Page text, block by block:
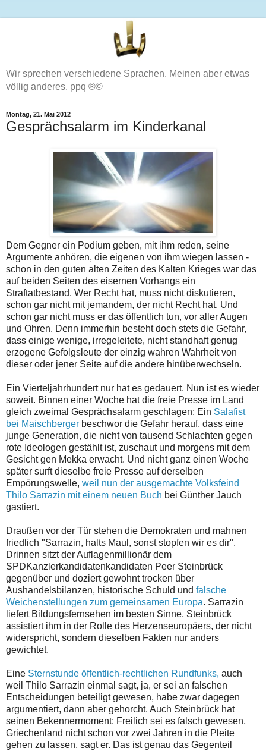
Wir sprechen verschiedene Sprachen. Meinen aber etwas
völlig anderes. ppq ®©
Montag, 21. Mai 2012
Gesprächsalarm im Kinderkanal
Dem Gegner ein Podium geben, mit ihm reden, seine
Argumente anhören, die eigenen von ihm wiegen lassen -
schon in den guten alten Zeiten des Kalten Krieges war das
auf beiden Seiten des eisernen Vorhangs ein
Straftatbestand. Wer Recht hat, muss nicht diskutieren,
schon gar nicht mit jemandem, der nicht Recht hat. Und
schon gar nicht muss er das öffentlich tun, vor aller Augen
und Ohren. Denn immerhin besteht doch stets die Gefahr,
dass einige wenige, irregeleitete, nicht standhaft genug
erzogene Gefolgsleute der einzig wahren Wahrheit von
dieser oder jener Seite auf die andere hinüberwechseln.
Ein Vierteljahrhundert nur hat es gedauert. Nun ist es wieder
soweit. Binnen einer Woche hat die freie Presse im Land
gleich zweimal Gesprächsalarm geschlagen: Ein Salafist
bei Maischberger beschwor die Gefahr herauf, dass eine
junge Generation, die nicht von tausend Schlachten gegen
rote Ideologen gestählt ist, zuschaut und morgens mit dem
Gesicht gen Mekka erwacht. Und nicht ganz einen Woche
später surft dieselbe freie Presse auf derselben
Empörungswelle, weil nun der ausgemachte Volksfeind
Thilo Sarrazin mit einem neuen Buch bei Günther Jauch
gastiert.
Draußen vor der Tür stehen die Demokraten und mahnen
friedlich "Sarrazin, halts Maul, sonst stopfen wir es dir".
Drinnen sitzt der Auflagenmillionär dem
SPDKanzlerkandidatenkandidaten Peer Steinbrück
gegenüber und doziert gewohnt trocken über
Aushandelsbilanzen, historische Schuld und falsche
Weichenstellungen zum gemeinsamen Europa. Sarrazin
liefert Bildungsfernsehen im besten Sinne, Steinbrück
assistiert ihm in der Rolle des Herzenseuropäers, der nicht
widerspricht, sondern dieselben Fakten nur anders
gewichtet.
Eine Sternstunde öffentlich-rechtlichen Rundfunks, auch
weil Thilo Sarrazin einmal sagt, ja, er sei an falschen
Entscheidungen beteiligt gewesen, habe zwar dagegen
argumentiert, dann aber gehorcht. Auch Steinbrück hat
seinen Bekennermoment: Freilich sei es falsch gewesen,
Griechenland nicht schon vor zwei Jahren in die Pleite
gehen zu lassen, sagt er. Das ist genau das Gegenteil